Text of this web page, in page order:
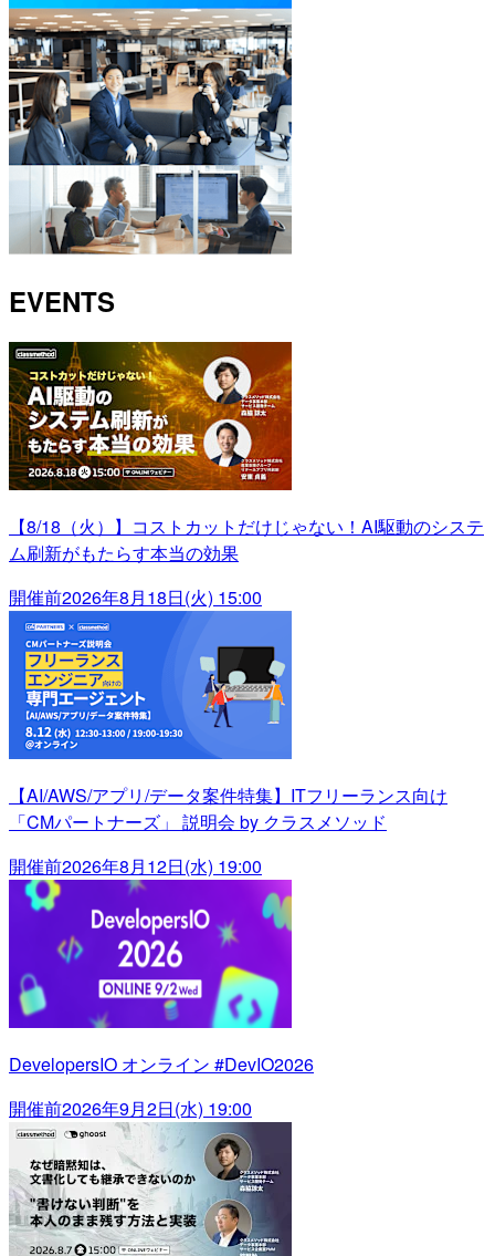
EVENTS
【8/18（火）】コストカットだけじゃない！AI駆動のシステ
ム刷新がもたらす本当の効果
開催前2026年8月18日(火) 15:00
【AI/AWS/アプリ/データ案件特集】ITフリーランス向け
「CMパートナーズ」 説明会 by クラスメソッド
開催前2026年8月12日(水) 19:00
DevelopersIO オンライン #DevIO2026
開催前2026年9月2日(水) 19:00